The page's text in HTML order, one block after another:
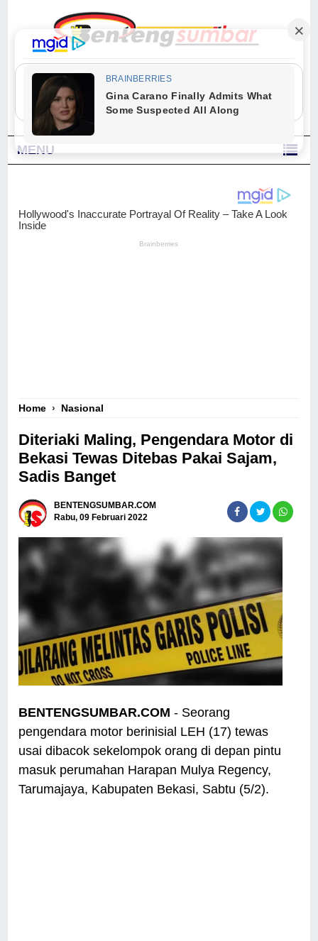
"Sesungguhnya Allah dan para malaikat-Nya berselawat untuk Nabi.
Wahai orang-orang yang beriman, berselawatlah kamu untuk Nabi dan
ucapkanlah salam dengan penuh penghormatan kepadanya." (Qs. Al
Ahzab Ayat 56)
MENU
Home › Nasional
Diteriaki Maling, Pengendara Motor di
Bekasi Tewas Ditebas Pakai Sajam,
Sadis Banget
BENTENGSUMBAR.COM
Rabu, 09 Februari 2022
BENTENGSUMBAR.COM - Seorang
pengendara motor berinisial LEH (17) tewas
usai dibacok sekelompok orang di depan pintu
masuk perumahan Harapan Mulya Regency,
Tarumajaya, Kabupaten Bekasi, Sabtu (5/2).